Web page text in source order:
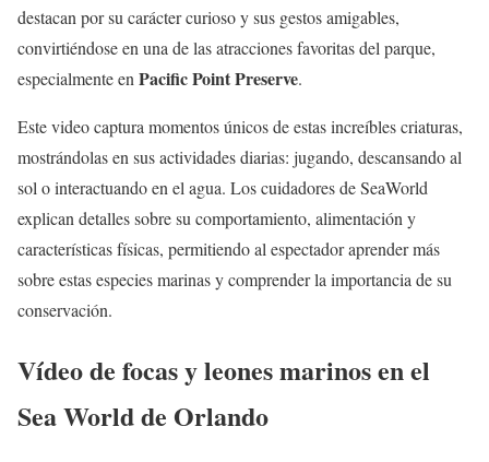
destacan por su carácter curioso y sus gestos amigables,
convirtiéndose en una de las atracciones favoritas del parque,
especialmente en Pacific Point Preserve.
Este video captura momentos únicos de estas increíbles criaturas,
mostrándolas en sus actividades diarias: jugando, descansando al
sol o interactuando en el agua. Los cuidadores de SeaWorld
explican detalles sobre su comportamiento, alimentación y
características físicas, permitiendo al espectador aprender más
sobre estas especies marinas y comprender la importancia de su
conservación.
Vídeo de focas y leones marinos en el
Sea World de Orlando